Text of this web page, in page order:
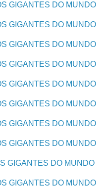
GIGANTES DO MUNDO
GIGANTES DO MUNDO
GIGANTES DO MUNDO
GIGANTES DO MUNDO
GIGANTES DO MUNDO
GIGANTES DO MUNDO
GIGANTES DO MUNDO
GIGANTES DO MUNDO
GIGANTES DO MUNDO
GIGANTES DO MUNDO